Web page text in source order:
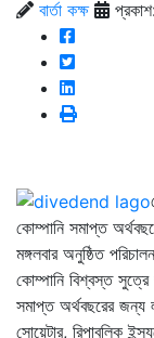
বার্তা কক্ষ
কোম্পানি সমাপ্ত
মঙ্গলবার অনুষ্ঠিত
কোম্পানি বিশ্বস্ত
সমাপ্ত অর্থবছরের জন্য
সোয়েটার, রিপাবলিক